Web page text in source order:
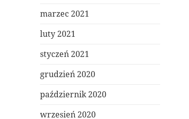
marzec 2021
luty 2021
styczeń 2021
grudzień 2020
październik 2020
wrzesień 2020